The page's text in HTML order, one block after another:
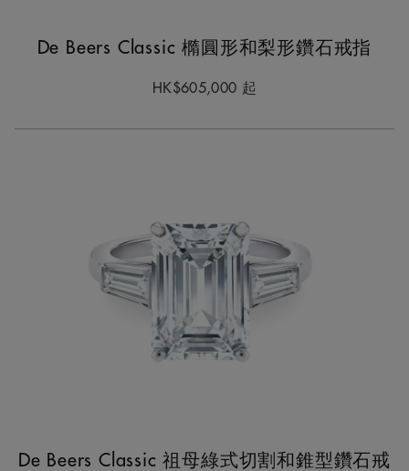
De Beers Classic 橢圓形和梨形鑽石戒指
HK$605,000 起
De Beers Classic 祖母綠式切割和錐型鑽石戒